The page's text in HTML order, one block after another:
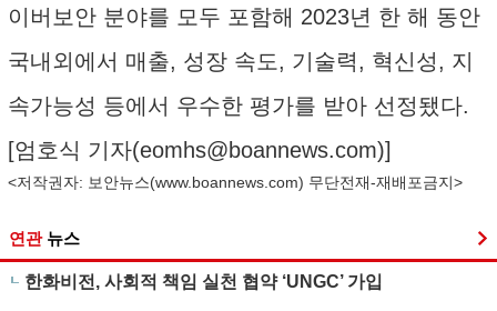
이버보안 분야를 모두 포함해 2023년 한 해 동안
국내외에서 매출, 성장 속도, 기술력, 혁신성, 지
속가능성 등에서 우수한 평가를 받아 선정됐다.
[엄호식 기자(eomhs@boannews.com)]
<저작권자: 보안뉴스(www.boannews.com) 무단전재-재배포금지>
연관 뉴스
한화비전, 사회적 책임 실천 협약 ‘UNGC’ 가입